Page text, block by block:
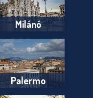
Milánó
Palermo